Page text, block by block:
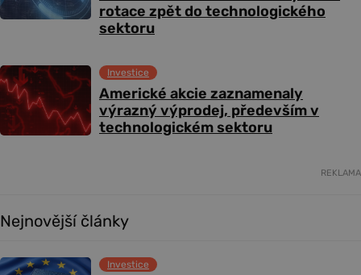
rotace zpět do technologického
sektoru
Americké akcie zaznamenaly
výrazný výprodej, především v
technologickém sektoru
Investice
REKLAMA
Nejnovější články
Investice